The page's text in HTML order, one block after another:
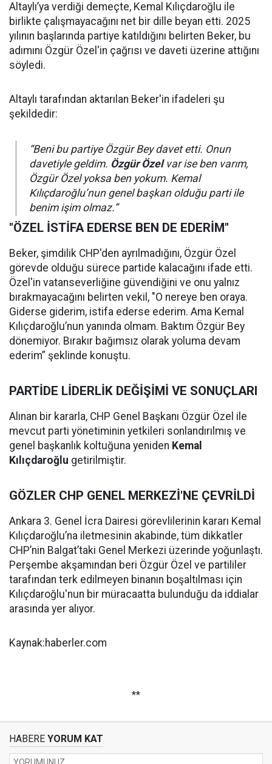
Altaylı’ya verdiği demeçte, Kemal Kılıçdaroğlu ile
birlikte çalışmayacağını net bir dille beyan etti. 2025
yılının başlarında partiye katıldığını belirten Beker, bu
adımını Özgür Özel'in çağrısı ve daveti üzerine attığını
söyledi.
Altaylı tarafından aktarılan Beker'in ifadeleri şu
şekildedir:
“Beni bu partiye Özgür Bey davet etti. Onun
davetiyle geldim. Özgür Özelvar ise ben varım,
Özgür Özel yoksa ben yokum. Kemal
Kılıçdaroğlu’nun genel başkan olduğu parti ile
benim işim olmaz.”
"ÖZEL İSTİFA EDERSE BEN DE EDERİM"
Beker, şimdilik CHP'den ayrılmadığını, Özgür Özel
görevde olduğu sürece partide kalacağını ifade etti.
Özel'in vatanseverliğine güvendiğini ve onu yalnız
bırakmayacağını belirten vekil, "O nereye ben oraya.
Giderse giderim, istifa ederse ederim. Ama Kemal
Kılıçdaroğlu’nun yanında olmam. Baktım Özgür Bey
dönemiyor. Bırakır bağımsız olarak yoluma devam
ederim” şeklinde konuştu.
PARTİDE LİDERLİK DEĞİŞİMİ VE SONUÇLARI
Alınan bir kararla, CHP Genel Başkanı Özgür Özel ile
mevcut parti yönetiminin yetkileri sonlandırılmış ve
genel başkanlık koltuğuna yeniden Kemal
Kılıçdaroğlu getirilmiştir.
GÖZLER CHP GENEL MERKEZİ'NE ÇEVRİLDİ
Ankara 3. Genel İcra Dairesi görevlilerinin kararı Kemal
Kılıçdaroğlu’na iletmesinin akabinde, tüm dikkatler
CHP’nin Balgat’taki Genel Merkezi üzerinde yoğunlaştı.
Perşembe akşamından beri Özgür Özel ve partililer
tarafından terk edilmeyen binanın boşaltılması için
Kılıçdaroğlu'nun bir müracaatta bulunduğu da iddialar
arasında yer alıyor.
Kaynak:haberler.com
**
HABERE YORUM KAT